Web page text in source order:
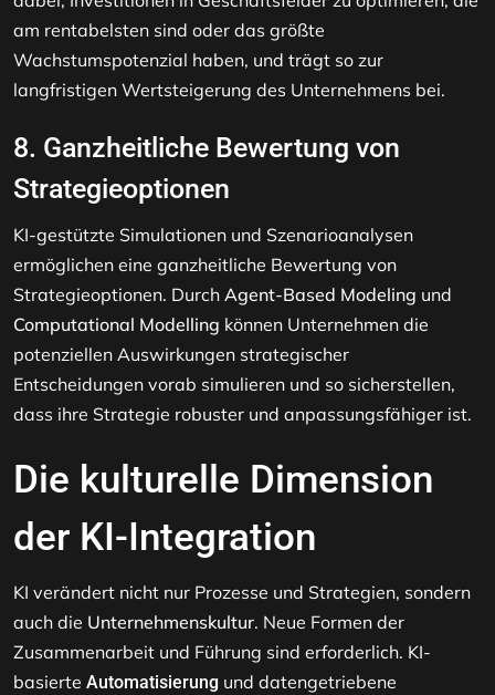
am rentabelsten sind oder das größte
Wachstumspotenzial haben, und trägt so zur
langfristigen Wertsteigerung des Unternehmens bei.
8. Ganzheitliche Bewertung von
Strategieoptionen
KI-gestützte Simulationen und Szenarioanalysen
ermöglichen eine ganzheitliche Bewertung von
Strategieoptionen. Durch Agent-Based Modeling und
Computational Modelling können Unternehmen die
potenziellen Auswirkungen strategischer
Entscheidungen vorab simulieren und so sicherstellen,
dass ihre Strategie robuster und anpassungsfähiger ist.
Die kulturelle Dimension
der KI-Integration
KI verändert nicht nur Prozesse und Strategien, sondern
auch die Unternehmenskultur. Neue Formen der
Zusammenarbeit und Führung sind erforderlich. KI-
basierte Automatisierung und datengetriebene